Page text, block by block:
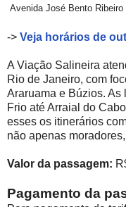
Avenida José Bento Ribeiro
-> Veja horários de
A Viação Salineira
Rio de Janeiro, com
Araruama e Búzios.
Frio até Arraial do
esses os itinerários
não apenas
Valor da passagem:
Pagamento da